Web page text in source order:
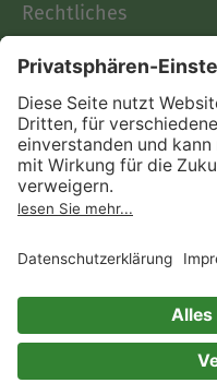
Rechtliches
AGB
Informationen nach Data
Act
Verträge hier kündigen
Impressum
Immer